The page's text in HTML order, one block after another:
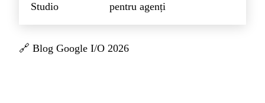
Studio
pentru agenți
🔗 Blog Google I/O 2026